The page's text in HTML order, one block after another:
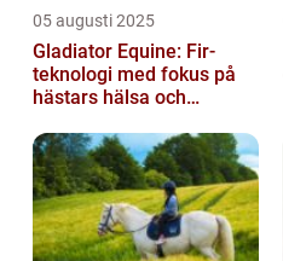
05 augusti 2025
Gladiator Equine: Fir-
teknologi med fokus på
hästars hälsa och